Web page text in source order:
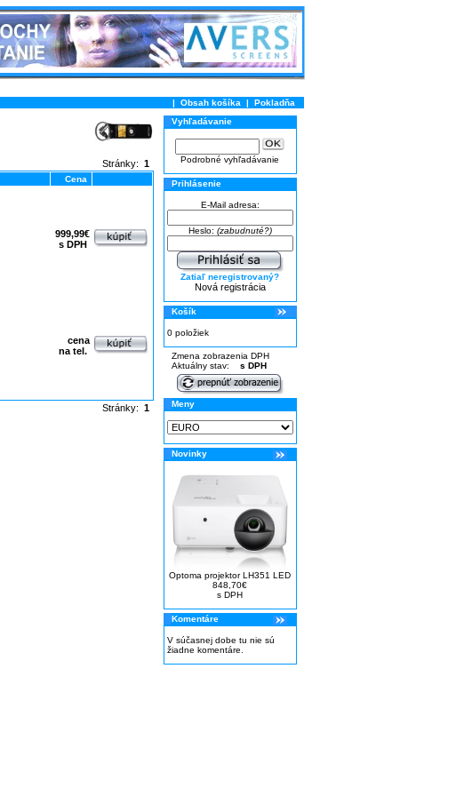
| Obsah košíka | Pokladňa
Stránky: 1
Cena
999,99€
s DPH
cena
na tel.
Stránky: 1
Vyhľadávanie
Podrobné vyhľadávanie
Prihlásenie
E-Mail adresa:
Heslo: (zabudnuté?)
Zatiaľ neregistrovaný?
Nová registrácia
Košík
0 položiek
Zmena zobrazenia DPH
Aktuálny stav: s DPH
Meny
Novinky
Optoma projektor LH351 LED
848,70€
s DPH
Komentáre
V súčasnej dobe tu nie sú
žiadne komentáre.